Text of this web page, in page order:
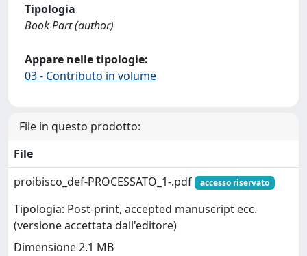
Tipologia
Book Part (author)
Appare nelle tipologie:
03 - Contributo in volume
File in questo prodotto:
File
proibisco_def-PROCESSATO_1-.pdf
accesso riservato
Tipologia: Post-print, accepted manuscript ecc.
(versione accettata dall'editore)
Dimensione 2.1 MB